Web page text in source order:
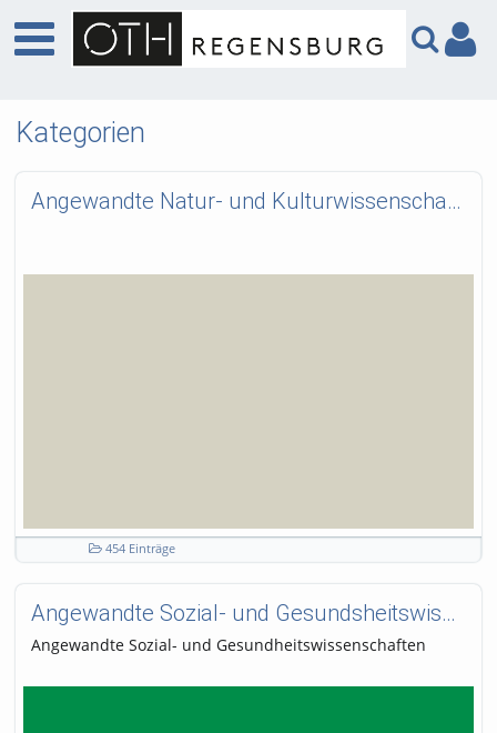
Kategorien
Angewandte Natur- und Kulturwissenschaften
454 Einträge
Angewandte Sozial- und Gesundsheitswissenschaften
Angewandte Sozial- und Gesundheitswissenschaften